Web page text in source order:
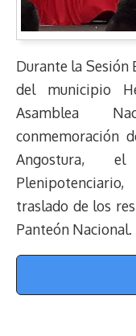
Durante la Sesión
del municipio
Asamblea
conmemoración
Angostura,
traslado de los
Panteón Nacional.